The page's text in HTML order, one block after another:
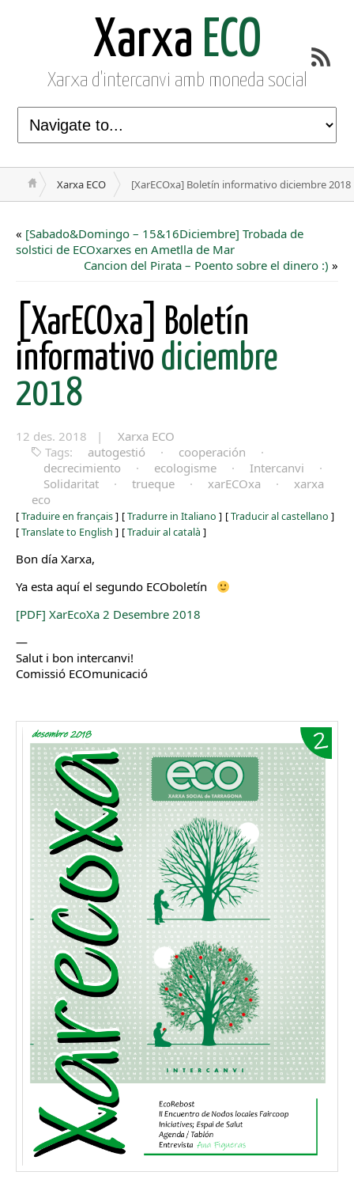
Xarxa ECO
Xarxa d'intercanvi amb moneda social
Xarxa ECO [XarECOxa] Boletín informativo diciembre 2018
« [Sabado&Domingo – 15&16Diciembre] Trobada de
solstici de ECOxarxes en Ametlla de Mar
Cancion del Pirata – Poento sobre el dinero :) »
[XarECOxa] Boletín
informativo diciembre
2018
12 des. 2018 |
Xarxa ECO
Tags:
autogestió · cooperación
·
decrecimiento
· ecologisme · Intercanvi
·
Solidaritat
· trueque · xarECOxa ·
xarxa
eco
[Traduire en français] [Tradurre in Italiano ] [Traducir al castellano ]
[Translate to English ] [Traduir al català ]
Bon día Xarxa,
Ya esta aquí el segundo ECOboletín
[PDF] XarEcoXa 2 Desembre 2018
—
Salut i bon intercanvi!
Comissió ECOmunicació